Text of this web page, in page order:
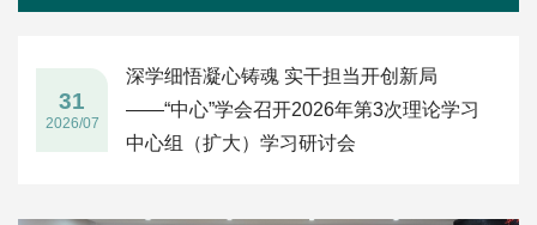
深学细悟凝心铸魂 实干担当开创新局
——“中心”学会召开2026年第3次理论学习
中心组（扩大）学习研讨会
31
2026/07